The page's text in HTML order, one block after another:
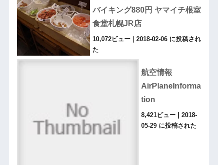
バイキング880円 ヤマイチ根室
食堂札幌JR店
10,072ビュー| 2018-02-06 に投稿され
た
航空情報
AirPlaneInforma
tion
8,421ビュー| 2018-
05-29 に投稿された